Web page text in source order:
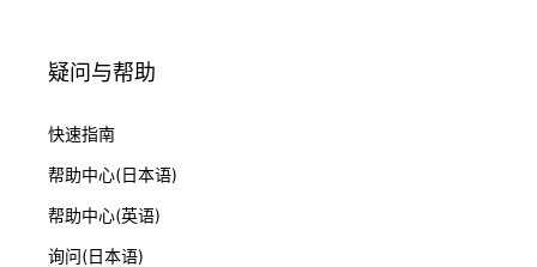
疑问与帮助
快速指南
帮助中心(日本语)
帮助中心(英语)
询问(日本语)